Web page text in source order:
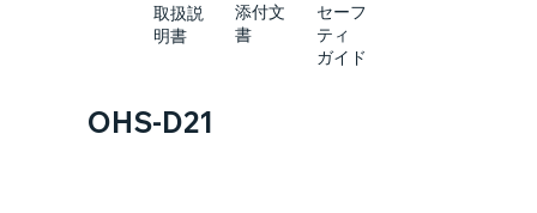
取扱説
明書
添付文
書
セーフ
ティ
ガイド
OHS-D21